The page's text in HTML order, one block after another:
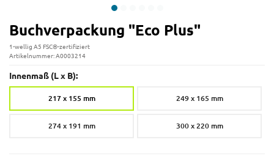
Buchverpackung "Eco Plus"
1-wellig A5 FSC®-zertifiziert
Artikelnummer: A0003214
Innenmaß (L x B):
217 x 155 mm 249 x 165 mm
274 x 191 mm 300 x 220 mm